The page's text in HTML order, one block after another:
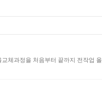
체과정을 처음부터 끝까지 전작업